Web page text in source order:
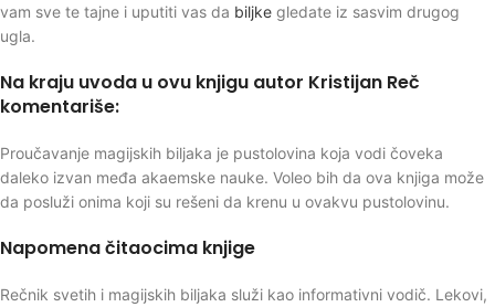
vam sve te tajne i uputiti vas da biljke gledate iz sasvim drugog
ugla.
Na kraju uvoda u ovu knjigu autor Kristijan Reč
komentariše:
Proučavanje magijskih biljaka je pustolovina koja vodi čoveka
daleko izvan međa akaemske nauke. Voleo bih da ova knjiga može
da posluži onima koji su rešeni da krenu u ovakvu pustolovinu.
Napomena čitaocima knjige
Rečnik svetih i magijskih biljaka služi kao informativni vodič. Lekovi,